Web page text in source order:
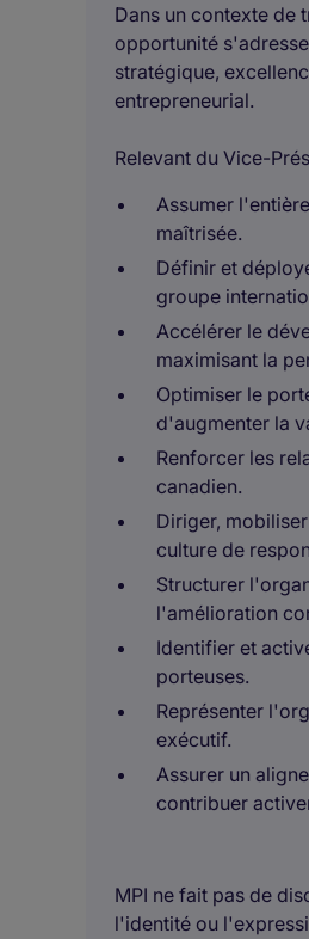
Dans un contexte de
opportunité
stratégique,
entrepreneurial.
Relevant du Vice-
Assumer
maîtrisée.
Définir et
groupe
Accélérer le
maximisant la
Optimiser le
d'augmenter la
Renforcer les
canadien.
Diriger,
culture de
Structurer
l'amélioration
Identifier et
porteuses.
Représenter
exécutif.
Assurer un
contribuer
MPI ne fait pas de
l'identité ou